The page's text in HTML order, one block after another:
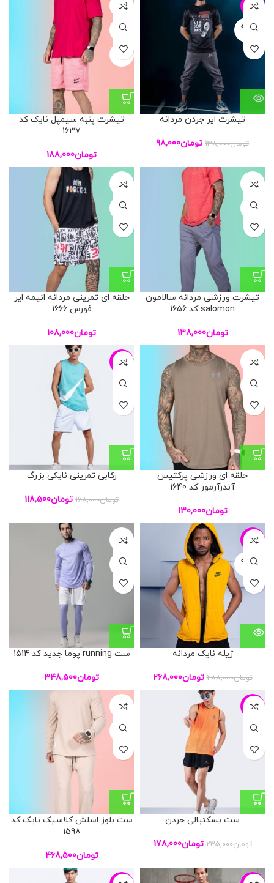
-29%
فروخته
تیشرت ایر جردن مردانه
تومان138,000 تومان98,000
L
XL
XXL
تیشرت پنبه سیمپل نایک کد
1637
تومان188,000
L
XL
تیشرت ورزشی مردانه سالامون
salomon کد 1656
تومان138,000
L
XL
حلقه ای تمرینی مردانه انیمه ایر
فورس 1666
تومان108,000
XL
XXL
حلقه ای ورزشی پرکتیس
آندرآرمور کد 1640
تومان130,000
-29%
رکابی تمرینی نایکی بزرگ
تومان168,000 تومان118,500
-7%
فروخته
ژیله نایک مردانه
تومان288,000 تومان268,000
L
XL
ست running پوما جدید کد 1514
تومان348,500
-24%
ست بسکتبالی جردن
تومان235,000 تومان178,000
L
XL
ست بلوز اسلش کلاسیک نایک کد
1598
تومان468,500